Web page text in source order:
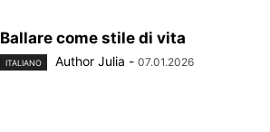
Ballare come stile di vita
ITALIANO Author Julia - 07.01.2026